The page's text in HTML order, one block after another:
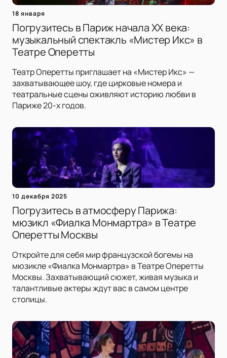
18 января
Погрузитесь в Париж начала XX века:
музыкальный спектакль «Мистер Икс» в
Театре Оперетты
Театр Оперетты приглашает на «Мистер Икс» —
захватывающее шоу, где цирковые номера и
театральные сцены оживляют историю любви в
Париже 20-х годов.
10 декабря 2025
Погрузитесь в атмосферу Парижа:
мюзикл «Фиалка Монмартра» в Театре
Оперетты Москвы
Откройте для себя мир французской богемы на
мюзикле «Фиалка Монмартра» в Театре Оперетты
Москвы. Захватывающий сюжет, живая музыка и
талантливые актеры ждут вас в самом центре
столицы.